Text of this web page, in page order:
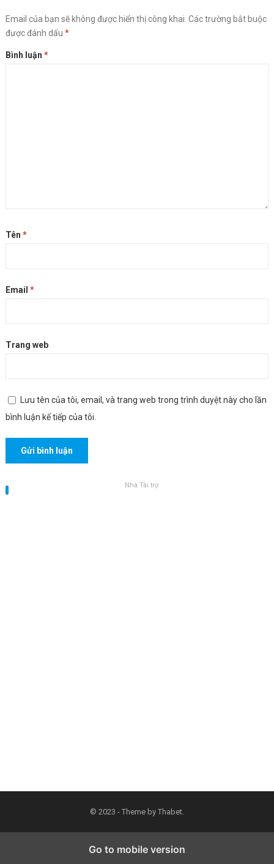
Email của bạn sẽ không được hiển thị công khai. Các trường bắt buộc
được đánh dấu *
Bình luận *
Tên *
Email *
Trang web
Lưu tên của tôi, email, và trang web trong trình duyệt này cho lần
bình luận kế tiếp của tôi.
Nhà Tài trợ
© 2023 - Theme by Thabet.
Go to mobile version